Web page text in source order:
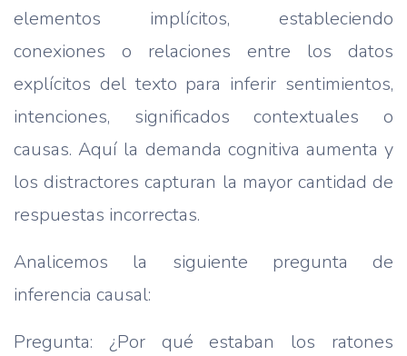
elementos implícitos, estableciendo
conexiones o relaciones entre los datos
explícitos del texto para inferir sentimientos,
intenciones, significados contextuales o
causas. Aquí la demanda cognitiva aumenta y
los distractores capturan la mayor cantidad de
respuestas incorrectas.
Analicemos la siguiente pregunta de
inferencia causal:
Pregunta: ¿Por qué estaban los ratones